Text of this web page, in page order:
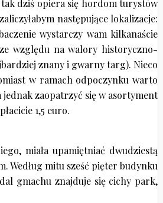
dziś opiera się hordom turystów
następujące lokalizacje:
wystarczy wam kilkanaście
względu na walory historyczno-
znany i gwarny targ). Nieco
w ramach odpoczynku warto
zaopatrzyć się w asortyment
1,5 euro.
miała upamiętniać dwudziestą
Według mitu sześć pięter budynku
gmachu znajduje się cichy park,